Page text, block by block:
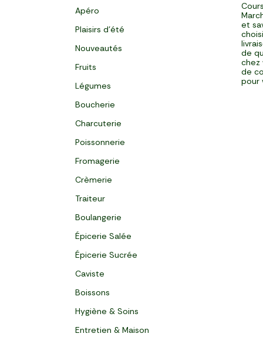
Apéro
Plaisirs d'été
Nouveautés
Fruits
Légumes
Boucherie
Charcuterie
Poissonnerie
Fromagerie
Crèmerie
Traiteur
Boulangerie
Épicerie Salée
Épicerie Sucrée
Caviste
Boissons
Hygiène & Soins
Entretien & Maison
et
de
chez
de
pour